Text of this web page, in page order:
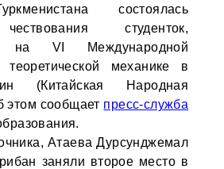
состоялась
студенток,
на VI Международной
механике в
(Китайская Народная
этом сообщает пресс-служба
Атаева Дурсунджемал
заняли второе место в